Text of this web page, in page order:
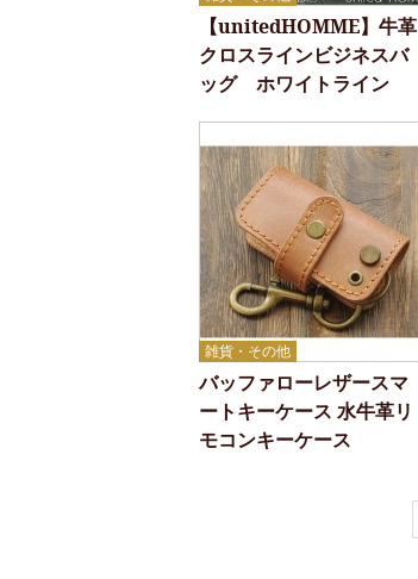
【unitedHOMME】牛革
クロスラインビジネスバ
ッグ ホワイトライン
雑貨・その他
バッファローレザースマ
ートキーケース 水牛革リ
モコンキーケース